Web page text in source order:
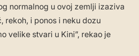
normalnog u ovoj zemlji izaziva
rekoh, i ponos i neku dozu
velike stvari u Kini”, rekao je